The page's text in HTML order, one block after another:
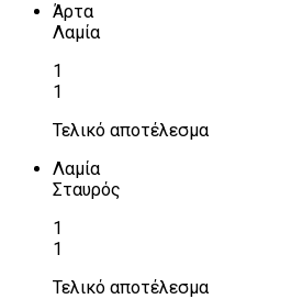
Άρτα
Λαμία
1
1
Τελικό αποτέλεσμα
Λαμία
Σταυρός
1
1
Τελικό αποτέλεσμα